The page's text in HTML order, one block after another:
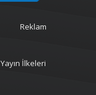
Reklam
Yayın İlkeleri